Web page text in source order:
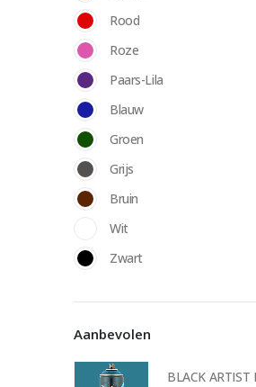
Rood
Roze
Paars-Lila
Blauw
Groen
Grijs
Bruin
Wit
Zwart
Aanbevolen